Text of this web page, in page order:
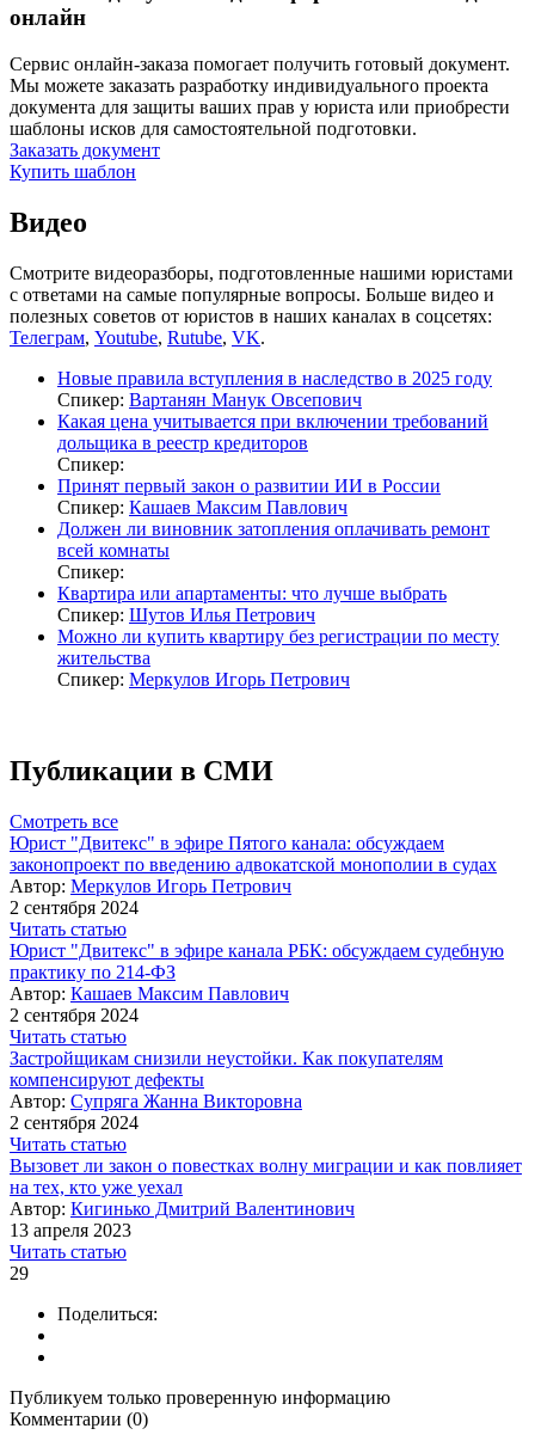
онлайн
Сервис онлайн-заказа помогает получить готовый документ.
Мы можете заказать разработку индивидуального проекта
документа для защиты ваших прав у юриста или приобрести
шаблоны исков для самостоятельной подготовки.
Заказать документ
Купить шаблон
Видео
Смотрите видеоразборы, подготовленные нашими юристами
с ответами на самые популярные вопросы. Больше видео и
полезных советов от юристов в наших каналах в соцсетях:
Телеграм, Youtube, Rutube, VK.
Новые правила вступления в наследство в 2025 году
Спикер: Вартанян Манук Овсепович
Какая цена учитывается при включении требований
дольщика в реестр кредиторов
Спикер:
Принят первый закон о развитии ИИ в России
Спикер: Кашаев Максим Павлович
Должен ли виновник затопления оплачивать ремонт
всей комнаты
Спикер:
Квартира или апартаменты: что лучше выбрать
Спикер: Шутов Илья Петрович
Можно ли купить квартиру без регистрации по месту
жительства
Спикер: Меркулов Игорь Петрович
Публикации в СМИ
Смотреть все
Юрист "Двитекс" в эфире Пятого канала: обсуждаем
законопроект по введению адвокатской монополии в судах
Автор: Меркулов Игорь Петрович
2 сентября 2024
Читать статью
Юрист "Двитекс" в эфире канала РБК: обсуждаем судебную
практику по 214-ФЗ
Автор: Кашаев Максим Павлович
2 сентября 2024
Читать статью
Застройщикам снизили неустойки. Как покупателям
компенсируют дефекты
Автор: Супряга Жанна Викторовна
2 сентября 2024
Читать статью
Вызовет ли закон о повестках волну миграции и как повлияет
на тех, кто уже уехал
Автор: Кигинько Дмитрий Валентинович
13 апреля 2023
Читать статью
29
Поделиться:
Публикуем только проверенную информацию
Комментарии (0)